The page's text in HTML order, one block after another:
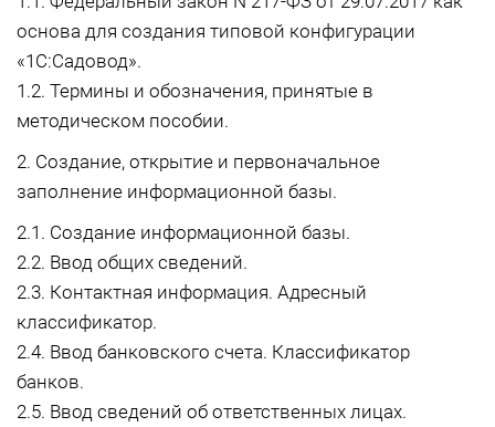
основа для создания типовой конфигурации
«1С:Садовод».
1.2. Термины и обозначения, принятые в
методическом пособии.
2. Создание, открытие и первоначальное
заполнение информационной базы.
2.1. Создание информационной базы.
2.2. Ввод общих сведений.
2.3. Контактная информация. Адресный
классификатор.
2.4. Ввод банковского счета. Классификатор
банков.
2.5. Ввод сведений об ответственных лицах.